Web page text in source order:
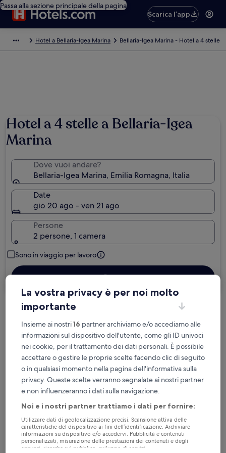
Passa alla sezione principale della pagina
Scarica l’app
Hotel a Bellaria-Igea Marina Bellaria-Igea Marina - Hotel a 4 stelle
Hotel a 4 stelle a Bellaria-Igea
Marina
Dove vuoi andare?
Bellaria-Igea Marina, Emilia Romagna, Italia
Date
gio 20 ago - ven 21 ago
Persone
2 persone, 1 camera
Sono in viaggio per lavoro
Cerca
programma
Accumula vantaggi con ogni notte di
soggiorno
Risparmia di più con le tariffe per soli
iscritti
Controlla i prezzi per queste date
La vostra privacy è per noi molto
importante
Insieme ai nostri16 partner archiviamo e/o accediamo alle
informazioni sul dispositivo dell'utente, come gli ID univoci
nei cookie, per il trattamento dei dati personali. È possibile
accettare o gestire le proprie scelte facendo clic di seguito
o in qualsiasi momento nella pagina dell'informativa sulla
privacy. Queste scelte verranno segnalate ai nostri partner
e non influenzeranno i dati sulla navigazione.
Noi e i nostri partner trattiamo i dati per fornire:
Utilizzare dati di geolocalizzazione precisi. Scansione attiva delle
caratteristiche del dispositivo ai fini dell’identificazione. Archiviare
informazioni su dispositivo e/o accedervi. Pubblicità e contenuti
personalizzati, misurazione delle prestazioni dei contenuti e degli
annunci, ricerche sul pubblico, sviluppo di servizi.